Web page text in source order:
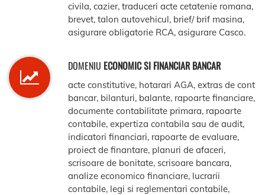
civila, cazier, traduceri acte cetatenie romana,
brevet, talon autovehicul, brief/ brif masina,
asigurare obligatorie RCA, asigurare Casco.
DOMENIU ECONOMIC SI FINANCIAR BANCAR
acte constitutive, hotarari AGA, extras de cont
bancar, bilanturi, balante, rapoarte financiare,
documente contabilitate primara, rapoarte
contabile, expertiza contabila sau de audit,
indicatori financiari, rapoarte de evaluare,
proiect de finantare, planuri de afaceri,
scrisoare de bonitate, scrisoare bancara,
analize economico financiare, lucrarii
contabile, legi si reglementari contabile,